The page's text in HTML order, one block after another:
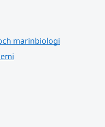
marinbiologi